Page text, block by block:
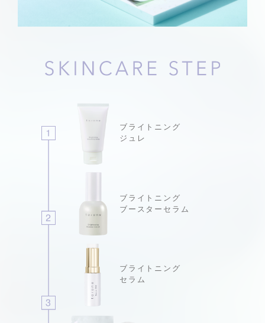
ブライトニング
ジュレ
ブライトニング
ブースターセラム
ブライトニング
セラム